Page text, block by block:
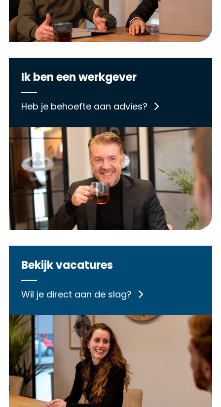
Ik ben een werkgever
Heb je behoefte aan advies?
Bekijk vacatures
Wil je direct aan de slag?